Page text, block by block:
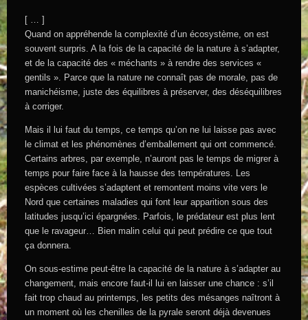
[ … ]
Quand on appréhende la complexité d’un écosystème, on est
souvent surpris. A la fois de la capacité de la nature à s’adapter,
et de la capacité des « méchants » à rendre des services «
gentils ». Parce que la nature ne connaît pas de morale, pas de
manichéisme, juste des équilibres à préserver, des déséquilibres
à corriger.
Mais il lui faut du temps, ce temps qu’on ne lui laisse pas avec
le climat et les phénomènes d’emballement qui ont commencé.
Certains arbres, par exemple, n’auront pas le temps de migrer à
temps pour faire face à la hausse des températures. Les
espèces cultivées s’adaptent et remontent moins vite vers le
Nord que certaines maladies qui font leur apparition sous des
latitudes jusqu’ici épargnées. Parfois, le prédateur est plus lent
que le ravageur… Bien malin celui qui peut prédire ce que tout
ça donnera.
On sous-estime peut-être la capacité de la nature à s’adapter au
changement, mais encore faut-il lui en laisser une chance : s’il
fait trop chaud au printemps, les petits des mésanges naîtront à
un moment où les chenilles de la pyrale seront déjà devenues